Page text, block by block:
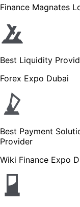
Finance Magnates
Best Liquidity
Forex Expo Dubai
Best Payment
Provider
Wiki Finance Expo